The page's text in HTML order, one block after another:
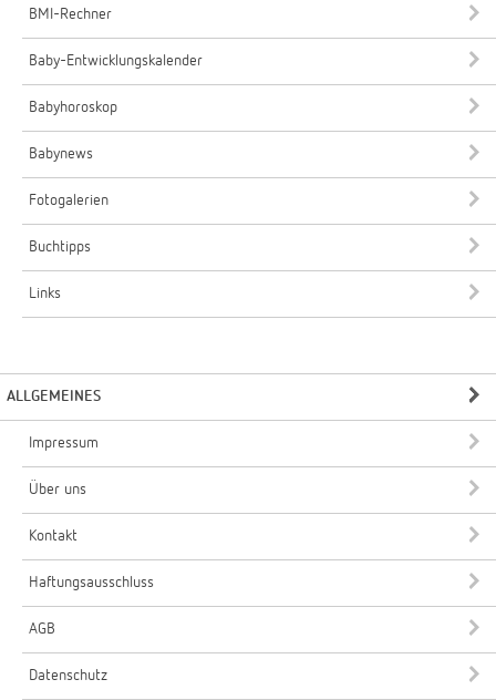
BMI-Rechner
Baby-Entwicklungskalender
Babyhoroskop
Babynews
Fotogalerien
Buchtipps
Links
ALLGEMEINES
Impressum
Über uns
Kontakt
Haftungsausschluss
AGB
Datenschutz